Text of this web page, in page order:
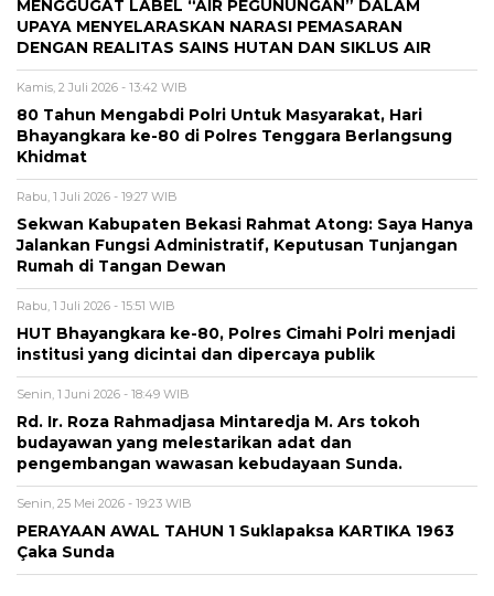
MENGGUGAT LABEL “AIR PEGUNUNGAN” DALAM
UPAYA MENYELARASKAN NARASI PEMASARAN
DENGAN REALITAS SAINS HUTAN DAN SIKLUS AIR
Kamis, 2 Juli 2026 - 13:42 WIB
80 Tahun Mengabdi Polri Untuk Masyarakat, Hari
Bhayangkara ke-80 di Polres Tenggara Berlangsung
Khidmat
Rabu, 1 Juli 2026 - 19:27 WIB
Sekwan Kabupaten Bekasi Rahmat Atong: Saya Hanya
Jalankan Fungsi Administratif, Keputusan Tunjangan
Rumah di Tangan Dewan
Rabu, 1 Juli 2026 - 15:51 WIB
HUT Bhayangkara ke-80, Polres Cimahi Polri menjadi
institusi yang dicintai dan dipercaya publik
Senin, 1 Juni 2026 - 18:49 WIB
Rd. Ir. Roza Rahmadjasa Mintaredja M. Ars tokoh
budayawan yang melestarikan adat dan
pengembangan wawasan kebudayaan Sunda.
Senin, 25 Mei 2026 - 19:23 WIB
PERAYAAN AWAL TAHUN 1 Suklapaksa KARTIKA 1963
Çaka Sunda